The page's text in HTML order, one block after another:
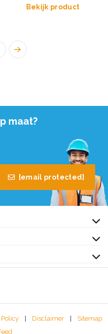
Bekijk product
maat?
[email protected]
Disclaimer
Sitemap